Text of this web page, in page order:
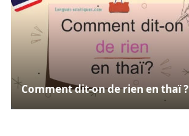
Comment dit-on de rien en thaï ?